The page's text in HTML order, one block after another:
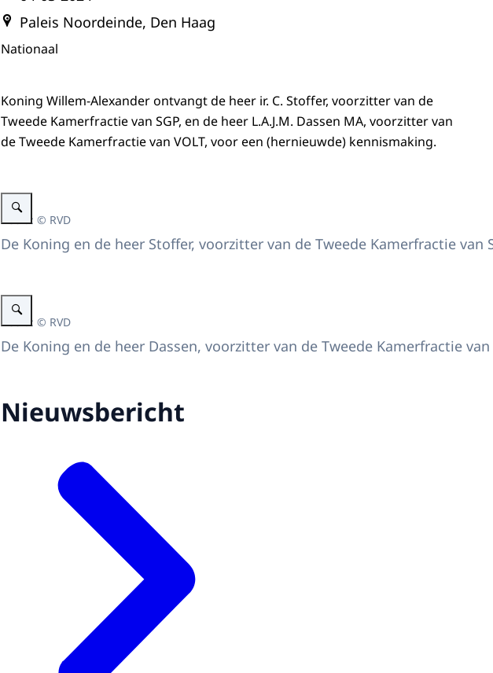
Paleis Noordeinde, Den Haag
Nationaal
Koning Willem-Alexander ontvangt de heer ir. C. Stoffer, voorzitter van de
Tweede Kamerfractie van SGP, en de heer L.A.J.M. Dassen MA, voorzitter van
de Tweede Kamerfractie van VOLT, voor een (hernieuwde) kennismaking.
Vergroot afbeelding Koning Willem-Alexander en de heer Stoffer van SGP
Beeld: © RVD
De Koning en de heer Stoffer, voorzitter van de Tweede Kamerfractie van
Vergroot afbeelding Koning Willem-Alexander en de heer Dassen van Volt
Beeld: © RVD
De Koning en de heer Dassen, voorzitter van de Tweede Kamerfractie
Nieuwsbericht